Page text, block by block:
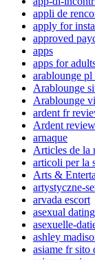
appli de
apply for
approved
apps
apps for
arablounge
Arablounge
Arablounge
ardent fr
Ardent review
arnaque
Articles de la
articoli per la
Arts &
artystyczne-
arvada escort
asexual
asexuelle-
ashley
asiame fr sito